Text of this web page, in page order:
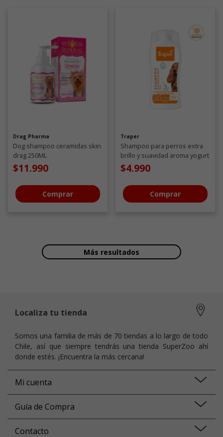
Drag Pharma
Dog shampoo ceramidas skin
drag 250ML
$11.990
Comprar
Traper
Shampoo para perros extra
brillo y suavidad aroma yogurt
y miel 260 ML
$4.990
Comprar
Más resultados
Localiza tu tienda
Somos una familia de más de 70 tiendas a lo largo de todo
Chile, así que siempre tendrás una tienda SuperZoo ahí
donde estés. ¡Encuentra la más cercana!
Mi cuenta
Guía de Compra
Contacto